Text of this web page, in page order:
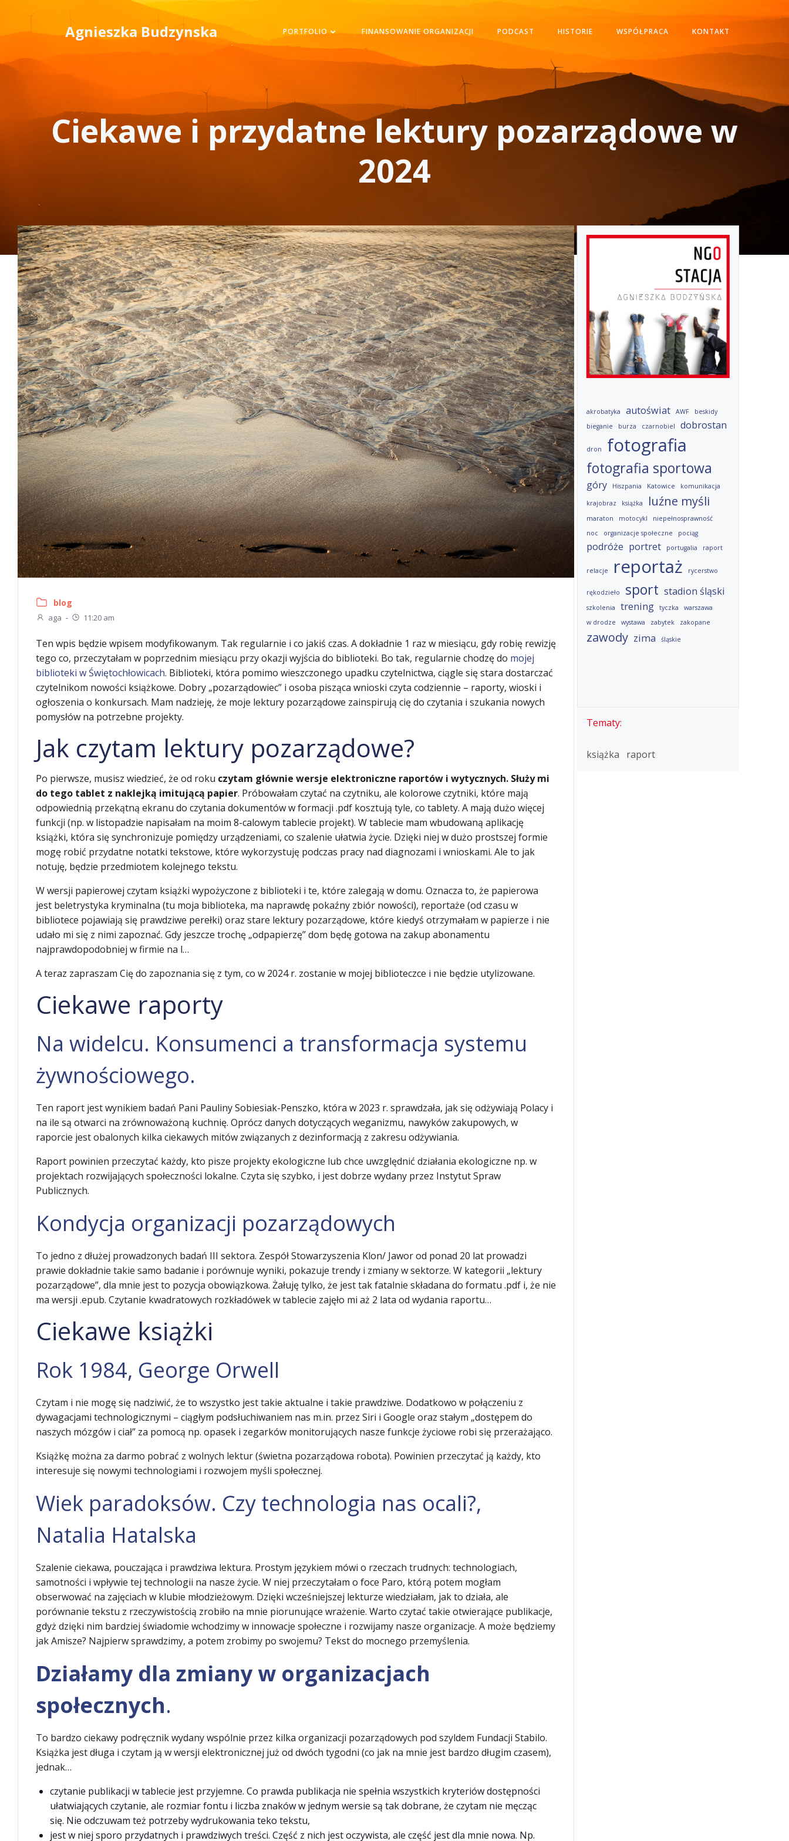
content
Agnieszka Budzynska PORTFOLIO FINANSOWANIE ORGANIZACJI PODCAST HISTORIE WSPÓŁPRACA KONTAKT
Ciekawe i przydatne lektury pozarządowe w
2024
blog
aga - 11:20 am
Ten wpis będzie wpisem modyfikowanym. Tak regularnie i co jakiś czas. A dokładnie 1 raz w miesiącu, gdy robię rewizję
tego co, przeczytałam w poprzednim miesiącu przy okazji wyjścia do biblioteki. Bo tak, regularnie chodzę do mojej
biblioteki w Świętochłowicach. Biblioteki, która pomimo wieszczonego upadku czytelnictwa, ciągle się stara dostarczać
czytelnikom nowości książkowe. Dobry „pozarządowiec” i osoba pisząca wnioski czyta codziennie – raporty, wioski i
ogłoszenia o konkursach. Mam nadzieję, że moje lektury pozarządowe zainspirują cię do czytania i szukania nowych
pomysłów na potrzebne projekty.
Jak czytam lektury pozarządowe?
Po pierwsze, musisz wiedzieć, że od roku czytam głównie wersje elektroniczne raportów i wytycznych. Służy mi
do tego tablet z naklejką imitującą papier. Próbowałam czytać na czytniku, ale kolorowe czytniki, które mają
odpowiednią przekątną ekranu do czytania dokumentów w formacji .pdf kosztują tyle, co tablety. A mają dużo więcej
funkcji (np. w listopadzie napisałam na moim 8-calowym tablecie projekt). W tablecie mam wbudowaną aplikację
książki, która się synchronizuje pomiędzy urządzeniami, co szalenie ułatwia życie. Dzięki niej w dużo prostszej formie
mogę robić przydatne notatki tekstowe, które wykorzystuję podczas pracy nad diagnozami i wnioskami. Ale to jak
notuję, będzie przedmiotem kolejnego tekstu.
W wersji papierowej czytam książki wypożyczone z biblioteki i te, które zalegają w domu. Oznacza to, że papierowa
jest beletrystyka kryminalna (tu moja biblioteka, ma naprawdę pokaźny zbiór nowości), reportaże (od czasu w
bibliotece pojawiają się prawdziwe perełki) oraz stare lektury pozarządowe, które kiedyś otrzymałam w papierze i nie
udało mi się z nimi zapoznać. Gdy jeszcze trochę „odpapierzę” dom będę gotowa na zakup abonamentu
najprawdopodobniej w firmie na l…
A teraz zapraszam Cię do zapoznania się z tym, co w 2024 r. zostanie w mojej biblioteczce i nie będzie utylizowane.
Ciekawe raporty
Na widelcu. Konsumenci a transformacja systemu
żywnościowego.
Ten raport jest wynikiem badań Pani Pauliny Sobiesiak-Penszko, która w 2023 r. sprawdzała, jak się odżywiają Polacy i
na ile są otwarci na zrównoważoną kuchnię. Oprócz danych dotyczących weganizmu, nawyków zakupowych, w
raporcie jest obalonych kilka ciekawych mitów związanych z dezinformacją z zakresu odżywiania.
Raport powinien przeczytać każdy, kto pisze projekty ekologiczne lub chce uwzględnić działania ekologiczne np. w
projektach rozwijających społeczności lokalne. Czyta się szybko, i jest dobrze wydany przez Instytut Spraw
Publicznych.
Kondycja organizacji pozarządowych
To jedno z dłużej prowadzonych badań III sektora. Zespół Stowarzyszenia Klon/ Jawor od ponad 20 lat prowadzi
prawie dokładnie takie samo badanie i porównuje wyniki, pokazuje trendy i zmiany w sektorze. W kategorii „lektury
pozarządowe”, dla mnie jest to pozycja obowiązkowa. Żałuję tylko, że jest tak fatalnie składana do formatu .pdf i, że nie
ma wersji .epub. Czytanie kwadratowych rozkładówek w tablecie zajęło mi aż 2 lata od wydania raportu…
Ciekawe książki
Rok 1984, George Orwell
Czytam i nie mogę się nadziwić, że to wszystko jest takie aktualne i takie prawdziwe. Dodatkowo w połączeniu z
dywagacjami technologicznymi – ciągłym podsłuchiwaniem nas m.in. przez Siri i Google oraz stałym „dostępem do
naszych mózgów i ciał” za pomocą np. opasek i zegarków monitorujących nasze funkcje życiowe robi się przerażająco.
Książkę można za darmo pobrać z wolnych lektur (świetna pozarządowa robota). Powinien przeczytać ją każdy, kto
interesuje się nowymi technologiami i rozwojem myśli społecznej.
Wiek paradoksów. Czy technologia nas ocali?,
Natalia Hatalska
Szalenie ciekawa, pouczająca i prawdziwa lektura. Prostym językiem mówi o rzeczach trudnych: technologiach,
samotności i wpływie tej technologii na nasze życie. W niej przeczytałam o foce Paro, którą potem mogłam
obserwować na zajęciach w klubie młodzieżowym. Dzięki wcześniejszej lekturze wiedziałam, jak to działa, ale
porównanie tekstu z rzeczywistością zrobiło na mnie piorunujące wrażenie. Warto czytać takie otwierające publikacje,
gdyż dzięki nim bardziej świadomie wchodzimy w innowacje społeczne i rozwijamy nasze organizacje. A może będziemy
jak Amisze? Najpierw sprawdzimy, a potem zrobimy po swojemu? Tekst do mocnego przemyślenia.
Działamy dla zmiany w organizacjach
społecznych.
To bardzo ciekawy podręcznik wydany wspólnie przez kilka organizacji pozarządowych pod szyldem Fundacji Stabilo.
Książka jest długa i czytam ją w wersji elektronicznej już od dwóch tygodni (co jak na mnie jest bardzo długim czasem),
jednak…
czytanie publikacji w tablecie jest przyjemne. Co prawda publikacja nie spełnia wszystkich kryteriów dostępności
ułatwiających czytanie, ale rozmiar fontu i liczba znaków w jednym wersie są tak dobrane, że czytam nie męcząc
się. Nie odczuwam też potrzeby wydrukowania teko tekstu,
jest w niej sporo przydatnych i prawdziwych treści. Część z nich jest oczywista, ale część jest dla mnie nowa. Np.
akrobatyka autoświat AWF
beskidy
bieganie
burza czarnobiel dobrostan
dron fotografia
fotografia sportowa
góry Hiszpania Katowice komunikacja
krajobraz książka luźne myśli
maraton motocykl
niepełnosprawność
noc
organizacje społeczne pociąg
podróże portret portugalia raport
relacje reportaż rycerstwo
rękodzieło sport stadion śląski
szkolenia trening tyczka
warszawa
w drodze
wystawa zabytek zakopane
zawody zima śląskie
Tematy:
książka raport